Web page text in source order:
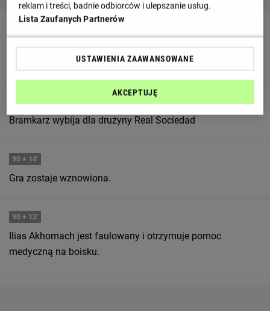
Real Sociedad jest w trakcie akcji zagrażającej bramce
Bramkarz wybija dla drużyny Real Sociedad
90 + 14'
Gra zostaje wznowiona.
90 + 13'
Ilias Akhomach jest faulowany i otrzymuje pomoc
medyczną na boisku.
reklam i treści, badnie odbiorców i ulepszanie usług.
Lista Zaufanych Partnerów
USTAWIENIA ZAAWANSOWANE
AKCEPTUJĘ